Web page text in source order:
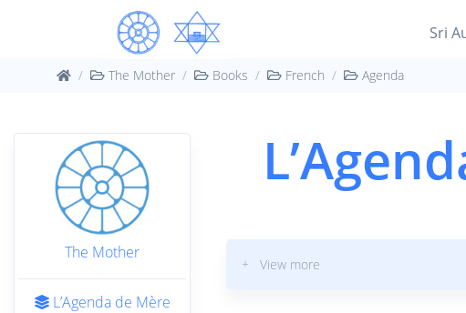
Sri
The Mother Books French Agenda
The Mother
L’Agenda de Mère
+ View more